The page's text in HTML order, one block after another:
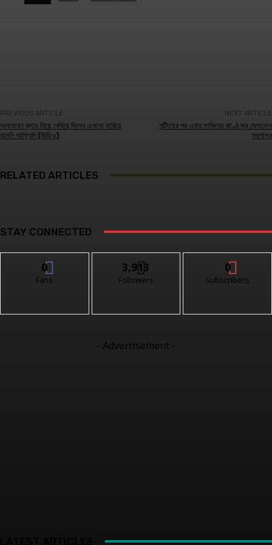
PREVIOUS ARTICLE
অসাধারণ ক্যাচ নিয়ে দেখিয়ে দিলেন এখনো হারিয়ে
যাননি আফ্রিদি (ভিডিও)
NEXT ARTICLE
পন্টিংয়ের পর এবার সাকিবের কণ্ঠে সুর মেলালেন
মরগানও
RELATED ARTICLES
STAY CONNECTED
0
Fans
3,913
Followers
0
Subscribers
- Advertisement -